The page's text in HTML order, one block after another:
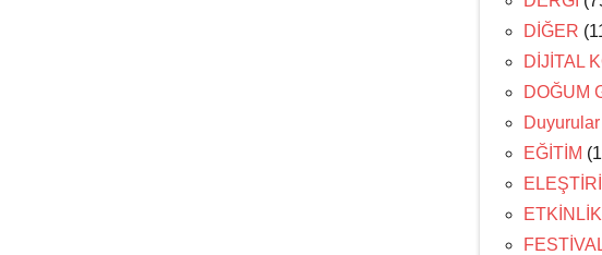
DİĞER
DİJİTAL
DOĞUM
Duyurular
EĞİTİM
ELEŞTİRİ
ETKİNLİK